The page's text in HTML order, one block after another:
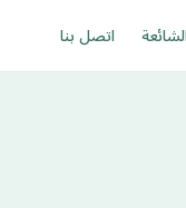
اتصل بنا